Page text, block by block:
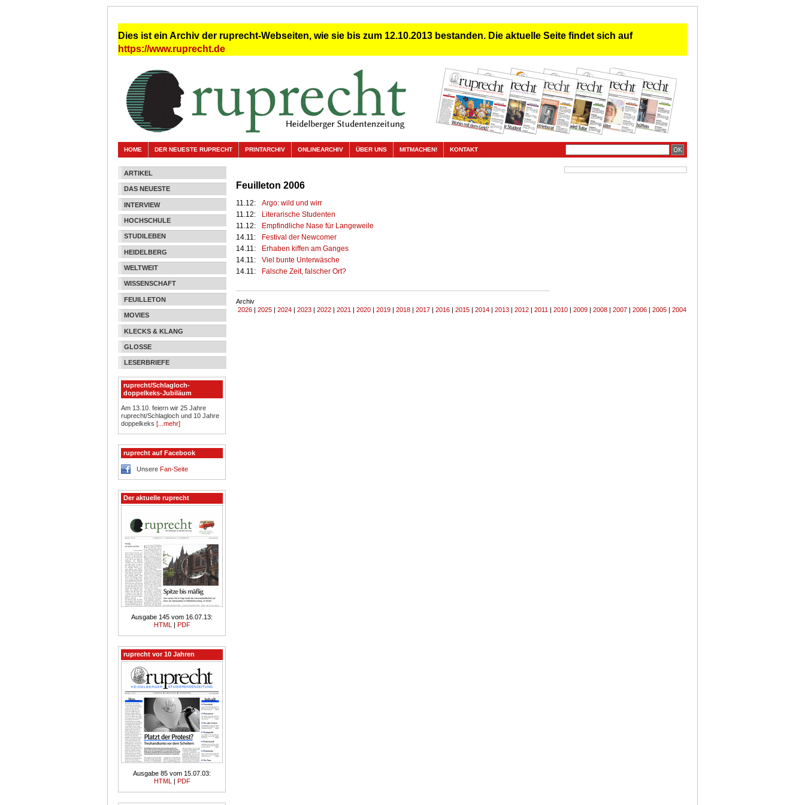
Dies ist ein Archiv der ruprecht-Webseiten, wie sie bis zum 12.10.2013 bestanden. Die aktuelle Seite findet sich auf
https://www.ruprecht.de
HOME DER NEUESTE RUPRECHT PRINTARCHIV ONLINEARCHIV ÜBER UNS MITMACHEN! KONTAKT
ARTIKEL
DAS NEUESTE
INTERVIEW
HOCHSCHULE
STUDILEBEN
HEIDELBERG
WELTWEIT
WISSENSCHAFT
FEUILLETON
MOVIES
KLECKS & KLANG
GLOSSE
LESERBRIEFE
ruprecht/Schlagloch-
doppelkeks-Jubiläum
Am 13.10. feiern wir 25 Jahre
ruprecht/Schlagloch und 10 Jahre
doppelkeks[...mehr]
ruprecht auf Facebook
UnsereFan-Seite
Der aktuelle ruprecht
Ausgabe 145 vom 16.07.13:
HTML
| PDF
ruprecht vor 10 Jahren
Ausgabe 85 vom 15.07.03:
HTML
| PDF
Feuilleton 2006
11.12:
Argo: wild und wirr
11.12:
Literarische Studenten
11.12:
Empfindliche Nase für Langeweile
14.11:
Festival der Newcomer
14.11:
Erhaben kiffen am Ganges
14.11:
Viel bunte Unterwäsche
14.11:
Falsche Zeit, falscher Ort?
Archiv
2026 | 2025 | 2024 | 2023 | 2022 | 2021 | 2020 | 2019 | 2018 | 2017 | 2016 | 2015 | 2014 | 2013 | 2012 | 2011 | 2010 | 2009 | 2008 | 2007 | 2006 | 2005 | 2004